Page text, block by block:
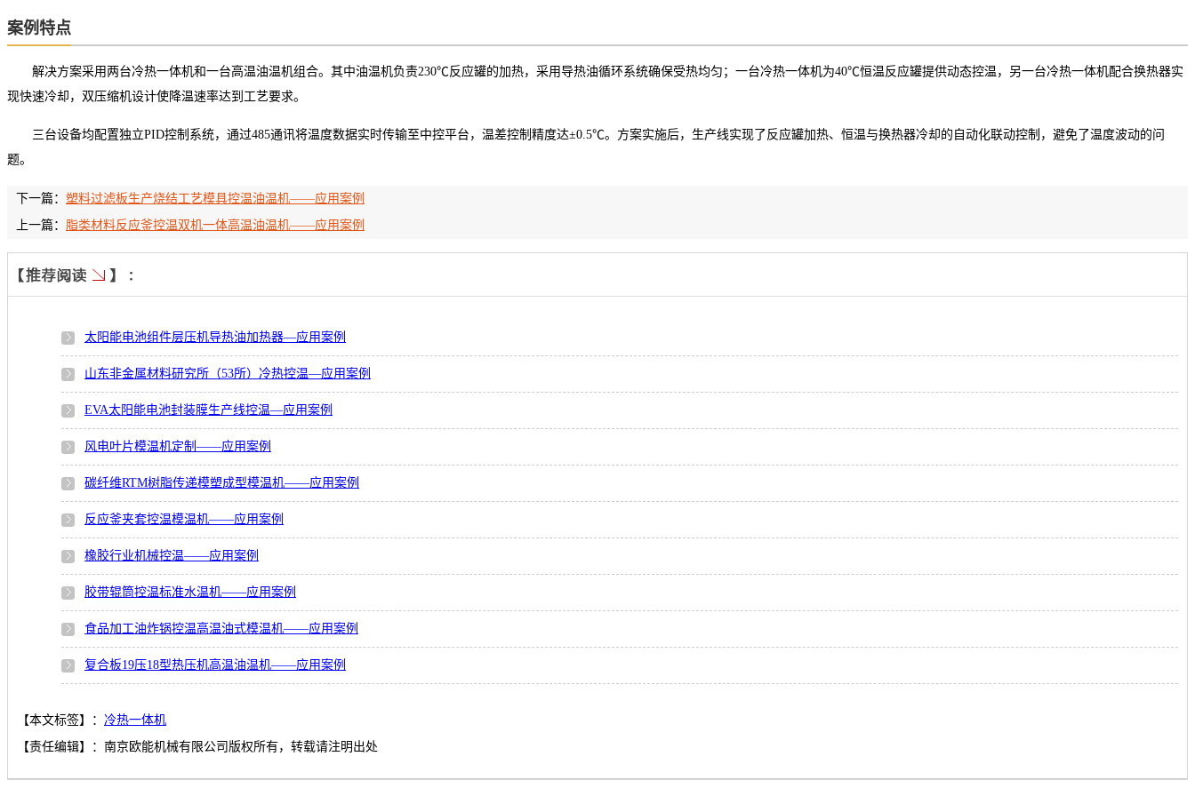
案例特点
解决方案采用两台冷热一体机和一台高温油温机组合。其中油温机负责230℃反应罐的加热，采用导热油循环系统确保受热均匀；一台冷热一体机为40℃恒温反应罐提供动态控温，另一台冷热一体机配合换热器实
现快速冷却，双压缩机设计使降温速率达到工艺要求。
三台设备均配置独立PID控制系统，通过485通讯将温度数据实时传输至中控平台，温差控制精度达±0.5℃。方案实施后，生产线实现了反应罐加热、恒温与换热器冷却的自动化联动控制，避免了温度波动的问
题。
下一篇： 塑料过滤板生产烧结工艺模具控温油温机——应用案例
上一篇： 脂类材料反应釜控温双机一体高温油温机——应用案例
太阳能电池组件层压机导热油加热器—应用案例
山东非金属材料研究所（53所）冷热控温—应用案例
EVA太阳能电池封装膜生产线控温—应用案例
风电叶片模温机定制——应用案例
碳纤维RTM树脂传递模塑成型模温机——应用案例
反应釜夹套控温模温机——应用案例
橡胶行业机械控温——应用案例
胶带辊筒控温标准水温机——应用案例
食品加工油炸锅控温高温油式模温机——应用案例
复合板19压18型热压机高温油温机——应用案例
【本文标签】： 冷热一体机
【责任编辑】： 南京欧能机械有限公司版权所有，转载请注明出处